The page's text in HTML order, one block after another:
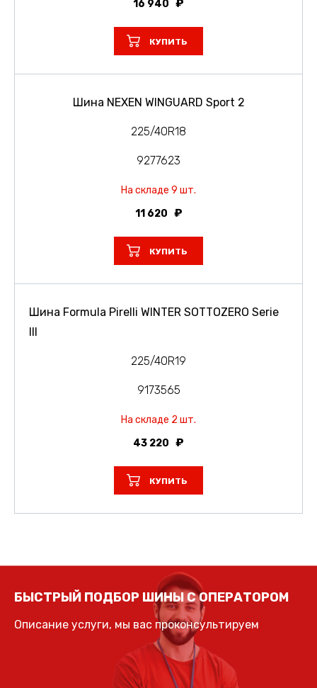
16 940
КУПИТЬ
Шина NEXEN WINGUARD Sport 2
225/40R18
9277623
На складе 9 шт.
11 620
КУПИТЬ
Шина Formula Pirelli WINTER SOTTOZERO Serie
III
225/40R19
9173565
На складе 2 шт.
43 220
КУПИТЬ
БЫСТРЫЙ ПОДБОР ШИНЫ С ОПЕРАТОРОМ
Описание услуги, мы вас проконсультируем